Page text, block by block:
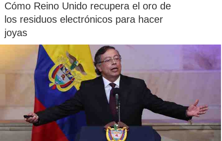
Cómo Reino Unido recupera el oro de
los residuos electrónicos para hacer
joyas